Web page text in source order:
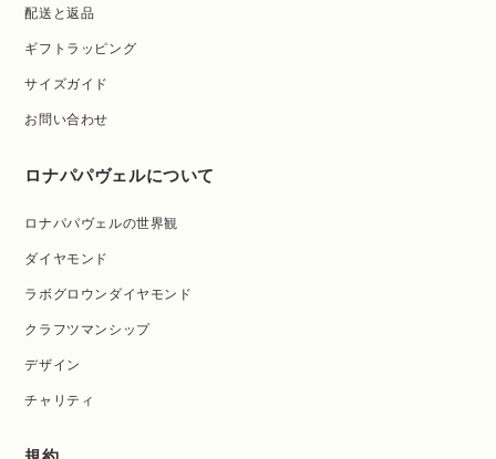
配送と返品
ギフトラッピング
サイズガイド
お問い合わせ
ロナパパヴェルについて
ロナパパヴェルの世界観
ダイヤモンド
ラボグロウンダイヤモンド
クラフツマンシップ
デザイン
チャリティ